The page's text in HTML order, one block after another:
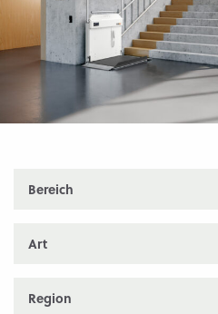
Bereich
Art
Region